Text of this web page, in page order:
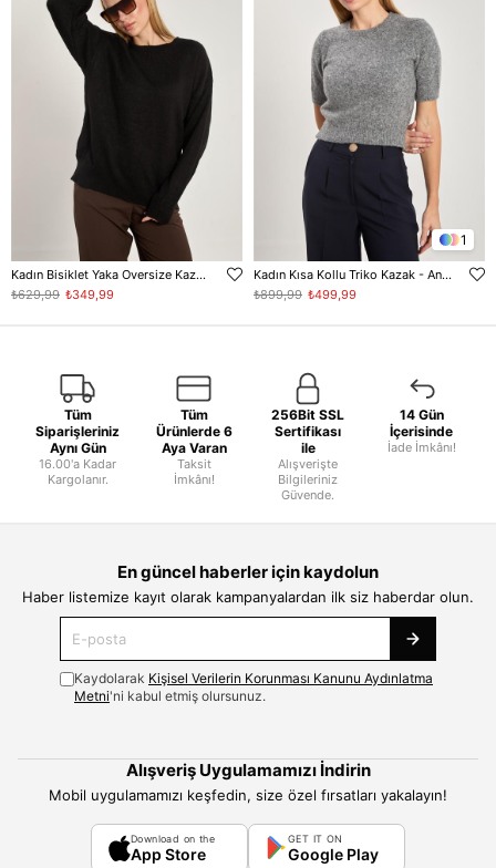
Kadın Bisiklet Yaka Oversize Kazak - Siyah
₺349,99
₺629,99
1
Kadın Kısa Kollu Triko Kazak - Antrasit
₺499,99
₺899,99
Tüm
Siparişleriniz
Aynı Gün
16.00'a Kadar
Kargolanır.
Tüm
Ürünlerde 6
Aya Varan
Taksit
İmkânı!
256Bit SSL
Sertifikası
ile
Alışverişte
Bilgileriniz
Güvende.
14 Gün
İçerisinde
İade İmkânı!
En güncel haberler için kaydolun
Haber listemize kayıt olarak kampanyalardan ilk siz haberdar olun.
Kaydolarak Kişisel Verilerin Korunması Kanunu Aydınlatma
Metni'ni kabul etmiş olursunuz.
Alışveriş Uygulamamızı İndirin
Mobil uygulamamızı keşfedin, size özel fırsatları yakalayın!
Download on the
App Store
GET IT ON
Google Play